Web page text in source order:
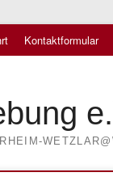
Kontaktformular